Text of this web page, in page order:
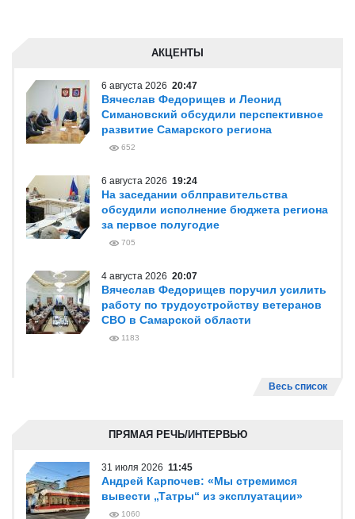
АКЦЕНТЫ
6 августа 2026 20:47
Вячеслав Федорищев и Леонид
Симановский обсудили перспективное
развитие Самарского региона
652
6 августа 2026 19:24
На заседании облправительства
обсудили исполнение бюджета региона
за первое полугодие
705
4 августа 2026 20:07
Вячеслав Федорищев поручил усилить
работу по трудоустройству ветеранов
СВО в Самарской области
1183
Весь список
ПРЯМАЯ РЕЧЬ/ИНТЕРВЬЮ
31 июля 2026 11:45
Андрей Карпочев: «Мы стремимся
вывести „Татры“ из эксплуатации»
1060